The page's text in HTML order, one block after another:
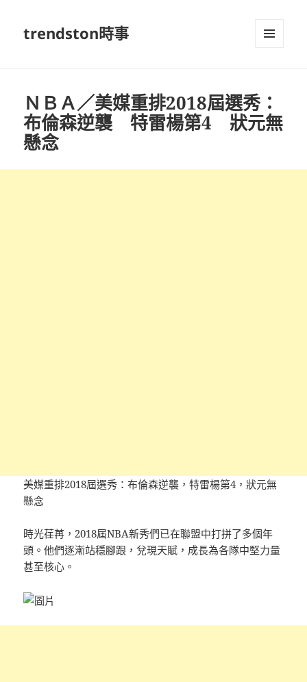
trendston時事
ＮＢＡ／美媒重排2018屆選秀：
布倫森逆襲 特雷楊第4 狀元無
懸念
美媒重排2018屆選秀：布倫森逆襲，特雷楊第4，狀元無
懸念
時光荏苒，2018屆NBA新秀們已在聯盟中打拼了多個年
頭。他們逐漸站穩腳跟，兌現天賦，成長為各隊中堅力量
甚至核心。